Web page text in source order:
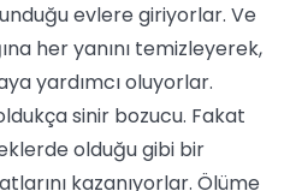
evlere giriyorlar. Ve
her yanını temizleyerek,
yardımcı oluyorlar.
sinir bozucu. Fakat
olduğu gibi bir
kazanıyorlar. Ölüme